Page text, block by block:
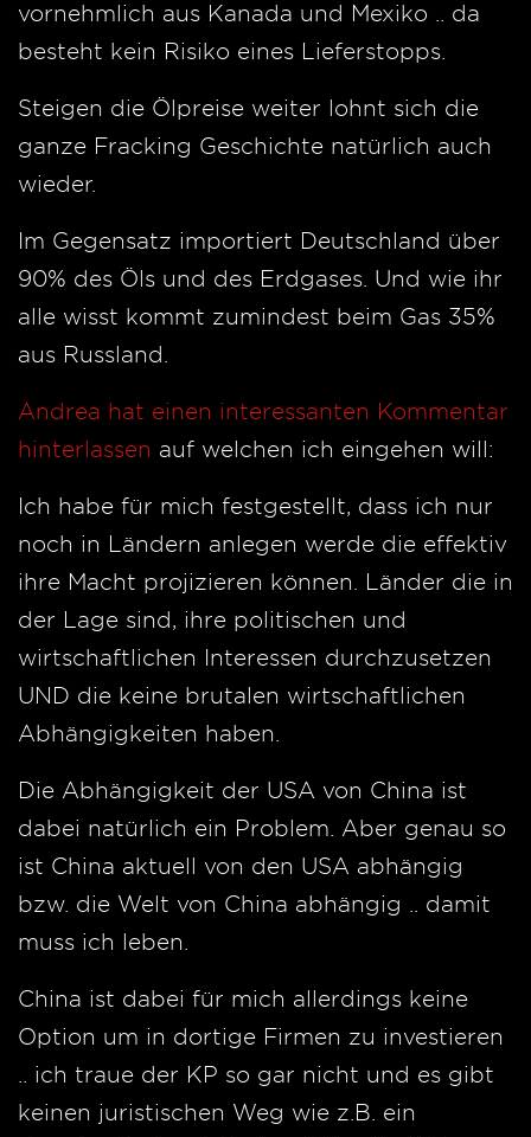
vornehmlich aus Kanada und Mexiko .. da
besteht kein Risiko eines Lieferstopps.
Steigen die Ölpreise weiter lohnt sich die
ganze Fracking Geschichte natürlich auch
wieder.
Im Gegensatz importiert Deutschland über
90% des Öls und des Erdgases. Und wie ihr
alle wisst kommt zumindest beim Gas 35%
aus Russland.
Andrea hat einen interessanten Kommentar
hinterlassen auf welchen ich eingehen will:
Ich habe für mich festgestellt, dass ich nur
noch in Ländern anlegen werde die effektiv
ihre Macht projizieren können. Länder die in
der Lage sind, ihre politischen und
wirtschaftlichen Interessen durchzusetzen
UND die keine brutalen wirtschaftlichen
Abhängigkeiten haben.
Die Abhängigkeit der USA von China ist
dabei natürlich ein Problem. Aber genau so
ist China aktuell von den USA abhängig
bzw. die Welt von China abhängig .. damit
muss ich leben.
China ist dabei für mich allerdings keine
Option um in dortige Firmen zu investieren
.. ich traue der KP so gar nicht und es gibt
keinen juristischen Weg wie z.B. ein